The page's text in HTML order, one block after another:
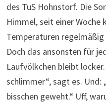
des TuS Hohnstorf. Die
Himmel, seit einer Woche
Temperaturen regelmäßig
Doch das ansonsten für
Laufvölkchen bleibt
schlimmer“, sagt es. Und:
bisschen geweht.“ Uff,